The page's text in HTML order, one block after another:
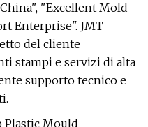
"Excellent Mold
Enterprise". JMT
del cliente
stampi e servizi di alta
supporto tecnico e